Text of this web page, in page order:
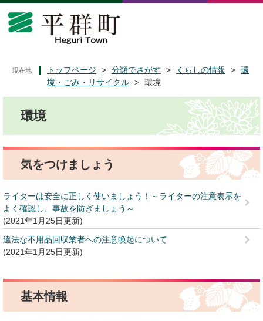
ペ
メ
現在地 トップページ > 分類でさがす > くらしの情報 > 環
境・ごみ・リサイクル > 環境
環境
気をつけましょう
ライターは安全に正しく使いましょう！～ライターの注意表示を
よく確認し、事故を防ぎましょう～
2021年1月25日更新
違法な不用品回収業者への注意喚起について
2021年1月25日更新
基本情報